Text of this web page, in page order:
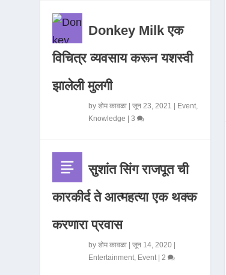
Donkey Milk एक
विचित्र व्यवसाय करून यशस्वी
झालेली मुलगी
byडोम कावळा |जून 23, 2021 | Event
Knowledge |3
सुशांत सिंग राजपूत ची
कारकीर्द ते आत्महत्या एक थक्क
करणारा प्रवास
byडोम कावळा |जून 14, 2020 |
Entertainment Event | 2